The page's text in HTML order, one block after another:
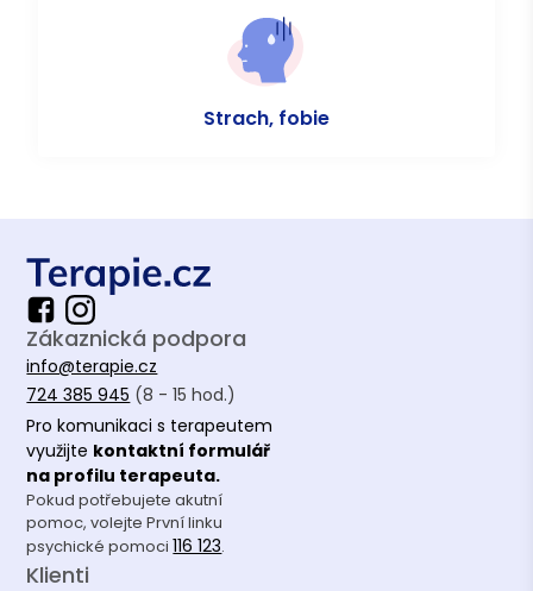
Strach, fobie
Zákaznická podpora
info@terapie.cz
724 385 945 (8 - 15 hod.)
Pro komunikaci s terapeutem
využijte kontaktní formulář
na profilu terapeuta.
Pokud potřebujete akutní
pomoc, volejte První linku
psychické pomoci116 123.
Klienti